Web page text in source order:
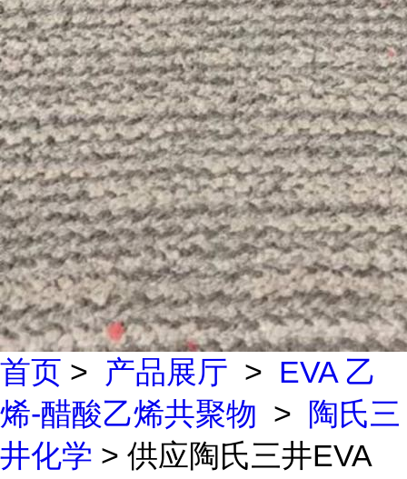
首页 > 产品展厅 > EVA 乙
烯-醋酸乙烯共聚物 >
陶氏三
井化学 > 供应陶氏三井EVA